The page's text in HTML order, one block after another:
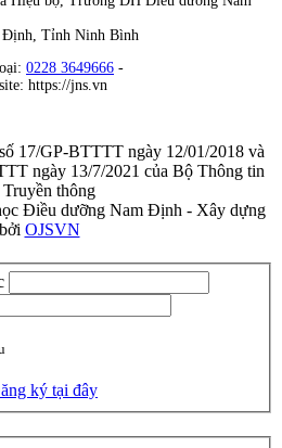
Định, Tỉnh Ninh Bình
0228 3649666 -
https://jns.vn
17/GP-BTTTT ngày 12/01/2018 và
ngày 13/7/2021 của Bộ Thông tin
Truyền thông
Điều dưỡng Nam Định - Xây dựng
bởi OJSVN
ký tại đây